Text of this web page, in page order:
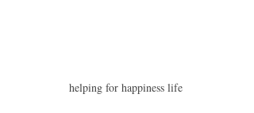
helping for happiness life